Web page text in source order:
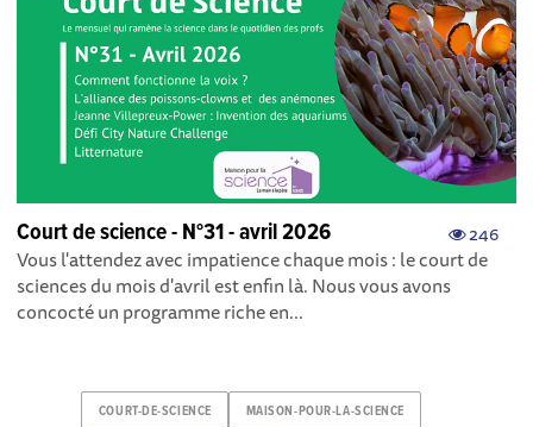
246
Court de science - N°31 - avril 2026
Vous l'attendez avec impatience chaque mois : le court de
sciences du mois d'avril est enfin là. Nous vous avons
concocté un programme riche en...
COURT-DE-SCIENCE MAISON-POUR-LA-SCIENCE